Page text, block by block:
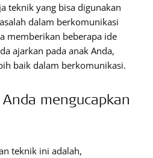
teknik yang bisa digunakan
dalam berkomunikasi
memberikan beberapa ide
ajarkan pada anak Anda,
baik dalam berkomunikasi.
mengucapkan
teknik ini adalah,